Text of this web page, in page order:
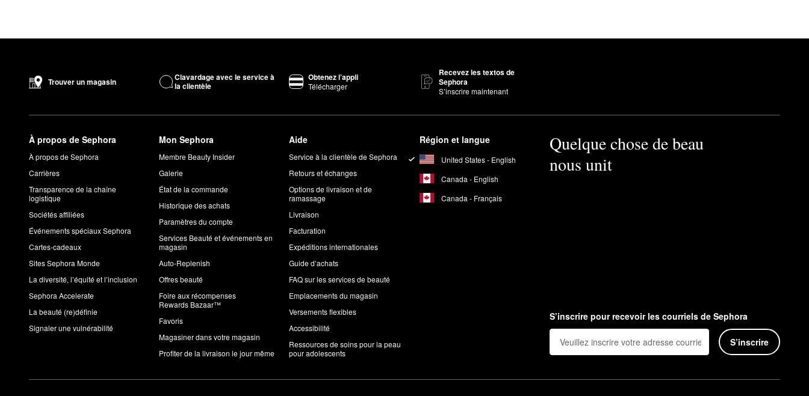
Trouver un magasin
Clavardage avec le service à
la clientèle
Obtenez l’appli
Télécharger
Recevez les textos de
Sephora
S’inscrire maintenant
À propos de Sephora
À propos de Sephora
Carrières
Transparence de la chaîne
logistique
Sociétés affiliées
Événements spéciaux Sephora
Cartes-cadeaux
Sites Sephora Monde
La diversité, l’équité et l’inclusion
Sephora Accelerate
La beauté (re)définie
Signaler une vulnérabilité
Mon Sephora
Membre Beauty Insider
Galerie
État de la commande
Historique des achats
Paramètres du compte
Services Beauté et événements en
magasin
Auto-Replenish
Offres beauté
Foire aux récompenses
Rewards Bazaar™
Favoris
Magasiner dans votre magasin
Profiter de la livraison le jour même
Aide
Service à la clientèle de Sephora
Retours et échanges
Options de livraison et de
ramassage
Livraison
Facturation
Expéditions internationales
Guide d’achats
FAQ sur les services de beauté
Emplacements du magasin
Versements flexibles
Accessibilité
Ressources de soins pour la peau
pour adolescents
Région et langue
United States - English
Canada - English
Canada - Français
Quelque chose de beau
nous unit
S’inscrire pour recevoir les courriels de Sephora
S’inscrire